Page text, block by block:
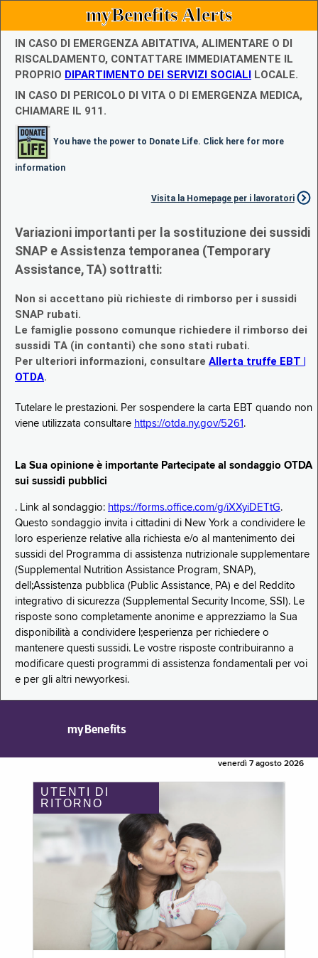
myBenefits Alerts
IN CASO DI EMERGENZA ABITATIVA, ALIMENTARE O DI
RISCALDAMENTO, CONTATTARE IMMEDIATAMENTE IL
PROPRIO DIPARTIMENTO DEI SERVIZI SOCIALI LOCALE.
IN CASO DI PERICOLO DI VITA O DI EMERGENZA MEDICA,
CHIAMARE IL 911.
You have the power to Donate Life. Click here for more
information
Visita la Homepage per i lavoratori
Variazioni importanti per la sostituzione dei sussidi
SNAP e Assistenza temporanea (Temporary
Assistance, TA) sottratti:
Non si accettano più richieste di rimborso per i sussidi
SNAP rubati.
Le famiglie possono comunque richiedere il rimborso dei
sussidi TA (in contanti) che sono stati rubati.
Per ulteriori informazioni, consultare Allerta truffe EBT |
OTDA.
Tutelare le prestazioni. Per sospendere la carta EBT quando non
viene utilizzata consultare https://otda.ny.gov/5261 .
La Sua opinione è importante Partecipate al sondaggio OTDA
sui sussidi pubblici
. Link al sondaggio: https://forms.office.com/g/iXXyiDETtG.
Questo sondaggio invita i cittadini di New York a condividere le
loro esperienze relative alla richiesta e/o al mantenimento dei
sussidi del Programma di assistenza nutrizionale supplementare
(Supplemental Nutrition Assistance Program, SNAP),
dell;Assistenza pubblica (Public Assistance, PA) e del Reddito
integrativo di sicurezza (Supplemental Security Income, SSI). Le
risposte sono completamente anonime e apprezziamo la Sua
disponibilità a condividere l;esperienza per richiedere o
mantenere questi sussidi. Le vostre risposte contribuiranno a
modificare questi programmi di assistenza fondamentali per voi
e per gli altri newyorkesi.
myBenefits
venerdì 7 agosto 2026
UTENTI DI
RITORNO